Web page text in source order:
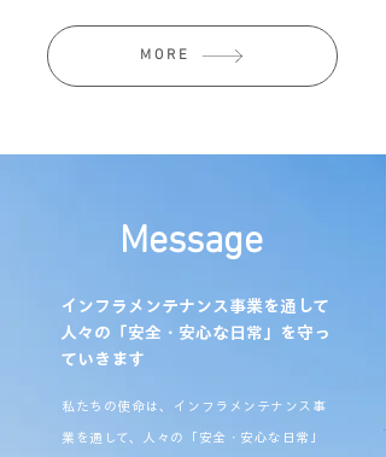
な風景やその土地ならではの文化、食べ物
など、仕事を通してさまざまな経験ができ
るのも現場作業ならではの楽しさです。 一
てみてください。
MORE
Message
インフラメンテナンス事業を通して
人々の「安全・安心な日常」を守っ
ていきます
私たちの使命は、インフラメンテナンス事
業を通して、人々の「安全・安心な日常」